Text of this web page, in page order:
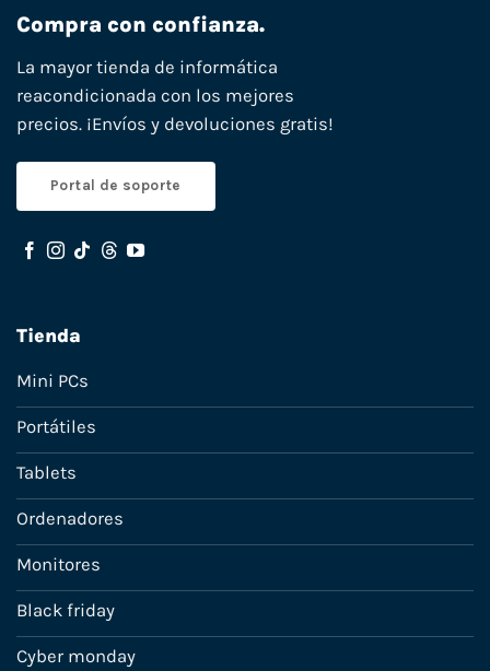
Compra con confianza.
La mayor tienda de informática
reacondicionada con los mejores
precios. ¡Envíos y devoluciones gratis!
Portal de soporte
Tienda
Mini PCs
Portátiles
Tablets
Ordenadores
Monitores
Black friday
Cyber monday